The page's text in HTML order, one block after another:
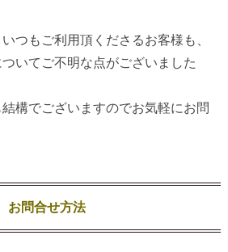
つもご利用頂くださるお客様も、
いてご不明な点がございました
構でございますのでお気軽にお問
お問合せ方法